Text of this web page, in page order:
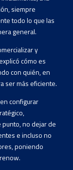
siempre
todo lo que las
general.
y
cómo es
con quién, en
ser más eficiente.
configurar
no dejar de
e incluso no
poniendo